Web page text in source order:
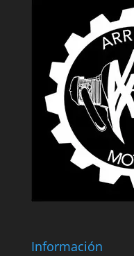
Información